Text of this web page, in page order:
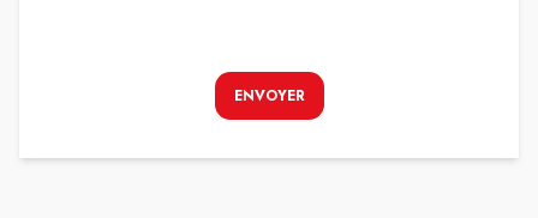
ENVOYER